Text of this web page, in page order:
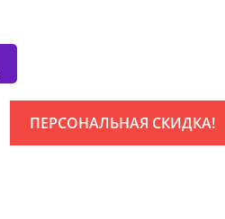
ПЕРСОНАЛЬНАЯ СКИДКА!